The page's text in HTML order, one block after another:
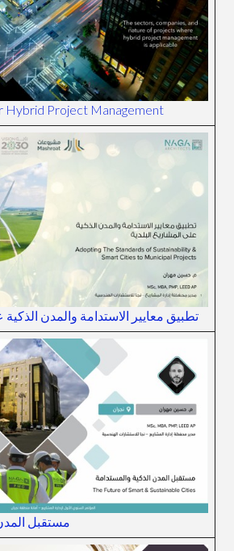
Hybrid Project Management
تطبيق معايير الاستدامة والمدن الذكية
مستقبل